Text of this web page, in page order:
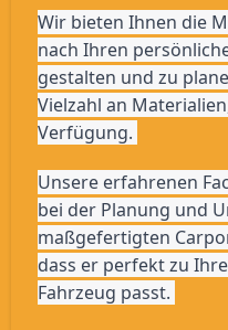
Wir bieten Ihnen die
nach Ihren
gestalten und zu
Vielzahl an
Verfügung.
Unsere erfahrenen
bei der Planung und
maßgefertigten
dass er perfekt zu
Fahrzeug passt.